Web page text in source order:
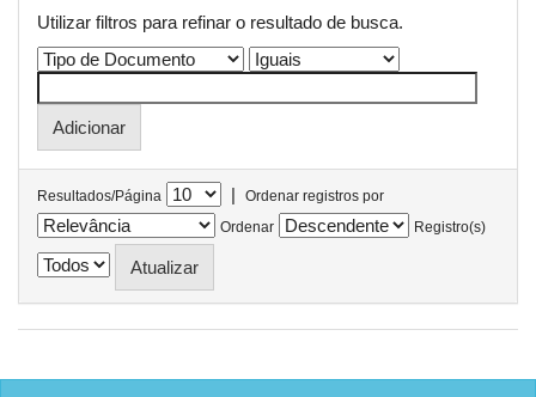
Utilizar filtros para refinar o resultado de busca.
Resultados/Página |
Ordenar registros por
Ordenar
Registro(s)